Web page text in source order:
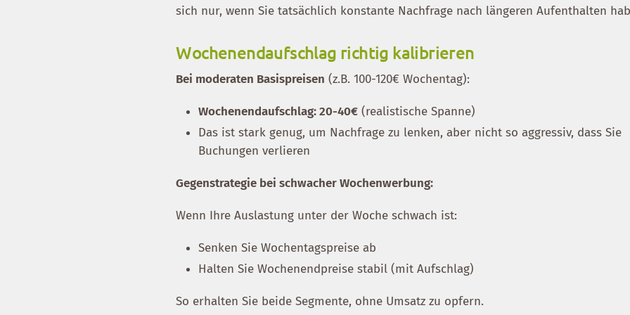
sich nur, wenn Sie tatsächlich konstante Nachfrage nach längeren Aufenthalten
Wochenendaufschlag richtig kalibrieren
Bei moderaten Basispreisen (z.B. 100-120€ Wochentag):
Wochenendaufschlag: 20-40€ (realistische Spanne)
Das ist stark genug, um Nachfrage zu lenken, aber nicht so aggressiv, dass Sie
Buchungen verlieren
Gegenstrategie bei schwacher Wochenwerbung:
Wenn Ihre Auslastung unter der Woche schwach ist:
Senken Sie Wochentagspreise ab
Halten Sie Wochenendpreise stabil (mit Aufschlag)
So erhalten Sie beide Segmente, ohne Umsatz zu opfern.